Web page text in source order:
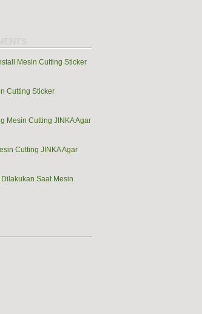
Mesin Cutting Sticker
Cutting Sticker
Mesin Cutting JINKA Agar
Cutting JINKA Agar
Saat Mesin